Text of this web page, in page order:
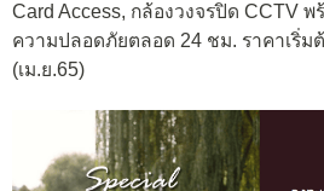
Card Access, กล้องวงจรปิด CCTV
ความปลอดภัยตลอด 24 ชม. ราคาเริ่ม
(เม.ย.65)